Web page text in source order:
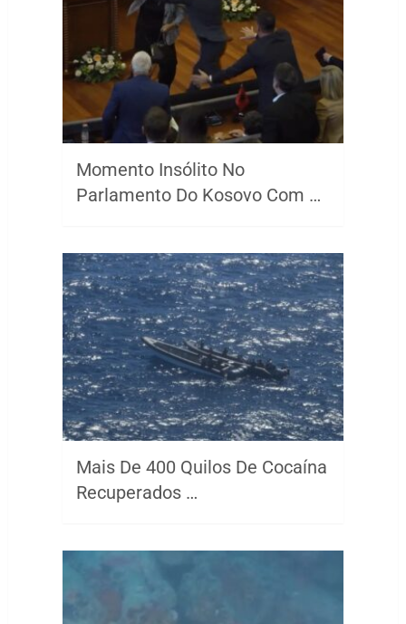
Momento Insólito No
Parlamento Do Kosovo Com …
Mais De 400 Quilos De Cocaína
Recuperados …